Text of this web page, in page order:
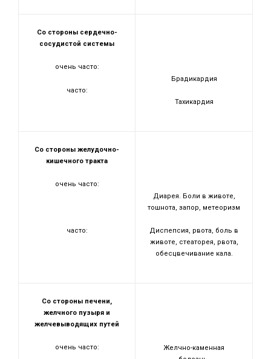
Со стороны сердечно-
сосудистой системы
очень часто:
часто:
Брадикардия
Тахикардия
Со стороны желудочно-
кишечного тракта
очень часто:
часто:
Диарея. Боли в животе,
тошнота, запор, метеоризм
Диспепсия, рвота, боль в
животе, стеаторея, рвота,
обесцвечивание кала.
Со стороны печени,
желчного пузыря и
желчевыводящих путей
очень часто:
Желчно-каменная